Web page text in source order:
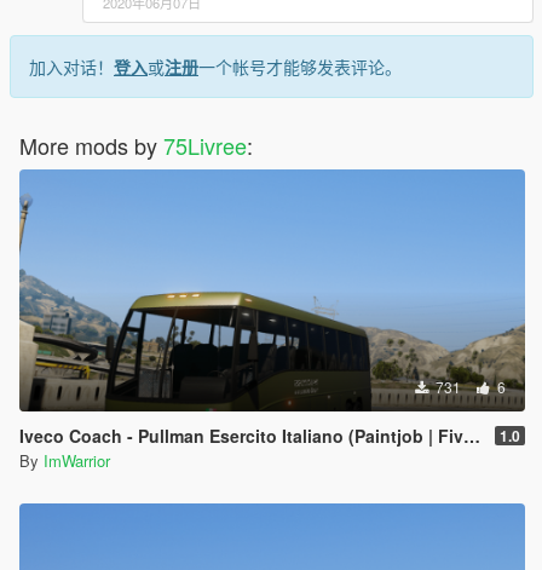
加入对话！ 登入或注册一个帐号才能够发表评论。
More mods by75Livree:
731 6
Iveco Coach - Pullman Esercito Italiano (Paintjob | FiveM) 1.0
By ImWarrior